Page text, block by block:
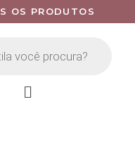
OS PRODUTOS